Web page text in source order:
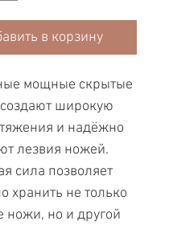
в корзину
мощные скрытые
широкую
и надёжно
лезвия ножей.
сила позволяет
хранить не только
ножи, но и другой